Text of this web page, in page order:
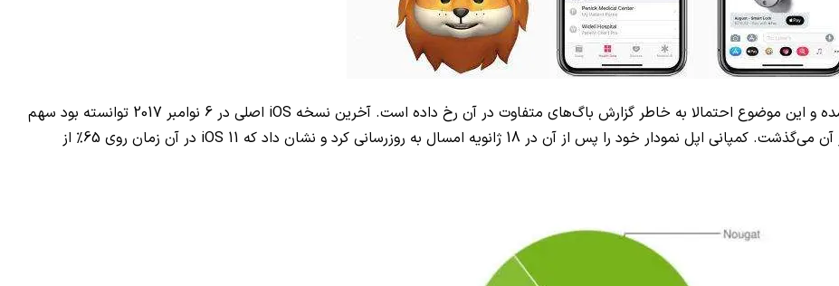
و این موضوع احتمالا به خاطر گزارش باگ‌های متفاوت در آن رخ داده است. آخرین نسخه iOS
اصلی در 6 نوامبر 2017 توانسته بود سهم
iOS 11
در آن زمان روی 65% از